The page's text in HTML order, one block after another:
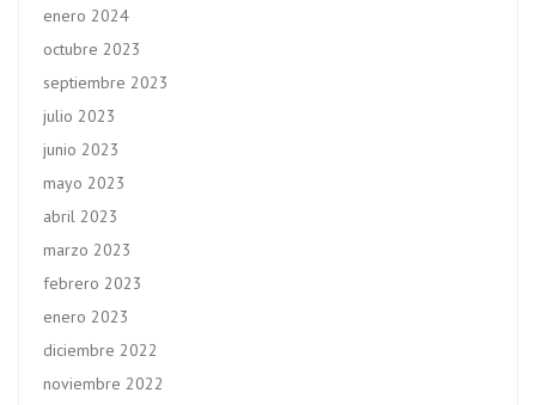
enero 2024
octubre 2023
septiembre 2023
julio 2023
junio 2023
mayo 2023
abril 2023
marzo 2023
febrero 2023
enero 2023
diciembre 2022
noviembre 2022